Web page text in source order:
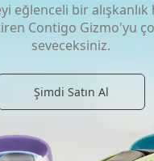
eğlenceli bir alışkanlık
Contigo Gizmo'yu
seveceksiniz.
Şimdi Satın Al